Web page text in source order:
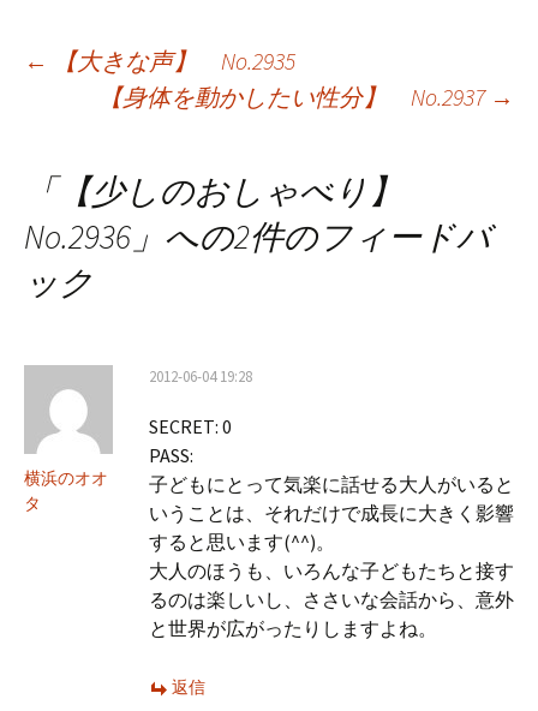
投
ゲ
ー
←
【大きな声】 No.2935
【身体を動かしたい性分】 No.2937 →
「【少しのおしゃべり】
No.2936 」への2件のフィードバ
ック
横浜のオオ
タ
2012-06-04 19:28
SECRET: 0
PASS:
子どもにとって気楽に話せる大人がいると
いうことは、それだけで成長に大きく影響
すると思います(^^)。
大人のほうも、いろんな子どもたちと接す
るのは楽しいし、ささいな会話から、意外
と世界が広がったりしますよね。
返信